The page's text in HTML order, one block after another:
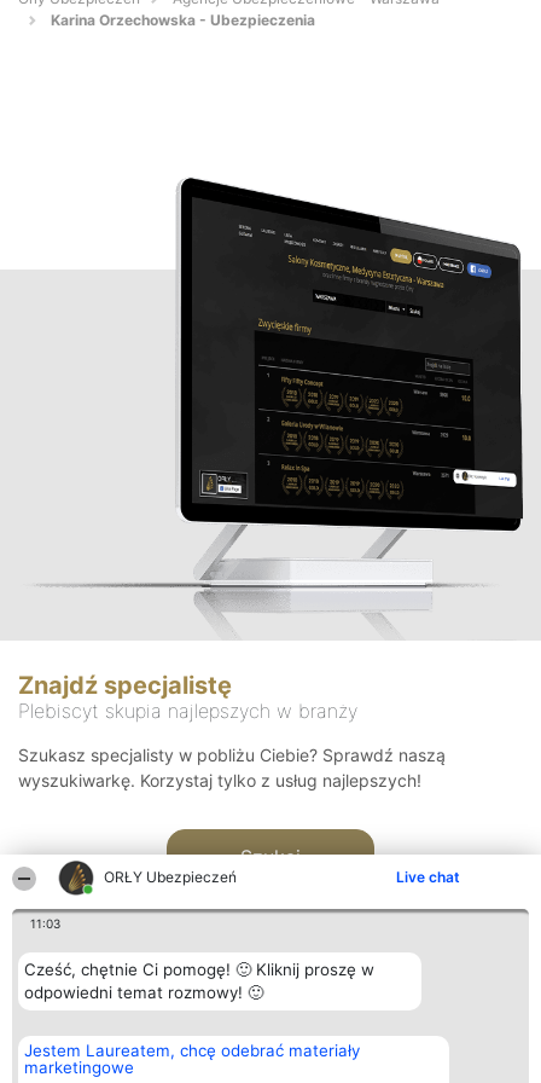
ORŁY Ubezpieczeń Live chat
11:03
Cześć, chętnie Ci pomogę! 🙂 Kliknij proszę w
odpowiedni temat rozmowy! 🙂
Jestem Laureatem, chcę odebrać materiały
marketingowe
Karina Orzechowska - Ubezpieczenia
Znajdź specjalistę
Plebiscyt skupia najlepszych w branży
Szukasz specjalisty w pobliżu Ciebie? Sprawdź naszą
wyszukiwarkę. Korzystaj tylko z usług najlepszych!
Szukaj
Organizator plebiscytu
Bright Side Solutions sp. z o.
o. sp. k.
Plebiscyt
Laureaci
Kontakt
Kontakt